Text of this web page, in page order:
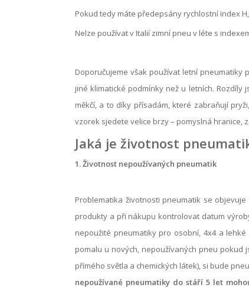
Pokud tedy máte předepsány rychlostní index
Nelze používat v Italií zimní pneu v léte s
Doporučujeme však používat letní pneumatiky
jiné klimatické podmínky než u letních.
měkčí, a to díky přísadám, které zabraňují
vzorek sjedete velice brzy – pomyslná hranice,
Jaká je životnost
1. Životnost nepoužívaných pneumatik
Problematika životnosti pneumatik se
produkty a při nákupu kontrolovat datum
nepoužité pneumatiky pro osobní, 4x4 a lehké
pomalu u nových, nepoužívaných pneu pokud
přímého světla a chemických látek), si bude
nepoužívané pneumatiky do stáří 5 let